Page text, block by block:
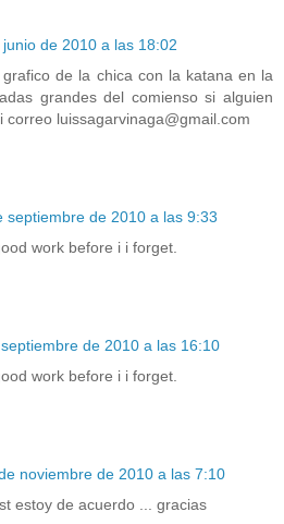
junio de 2010 a las 18:02
de la chica con la katana en la
grandes del comienso si alguien
correo luissagarvinaga@gmail.com
septiembre de 2010 a las 9:33
work before i i forget.
de 2010 a las 16:10
work before i i forget.
noviembre de 2010 a las 7:10
estoy de acuerdo ... gracias